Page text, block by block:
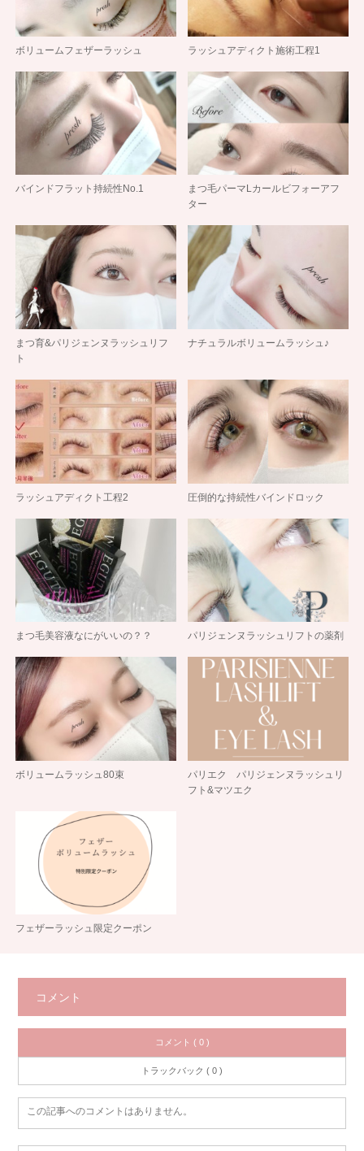
ボリュームフェザーラッシュ ラッシュアディクト施術工程1
バインドフラット持続性No.1
まつ毛パーマLカールビフォーアフ
ター
まつ育&パリジェンヌラッシュリフ
ト
ナチュラルボリュームラッシュ♪
ラッシュアディクト工程2 圧倒的な持続性バインドロック
まつ毛美容液なにがいいの？？ パリジェンヌラッシュリフトの薬剤
ボリュームラッシュ80束
パリエク パリジェンヌラッシュリ
フト&マツエク
フェザーラッシュ限定クーポン
コメント
コメント ( 0 )
トラックバック ( 0 )
この記事へのコメントはありません。